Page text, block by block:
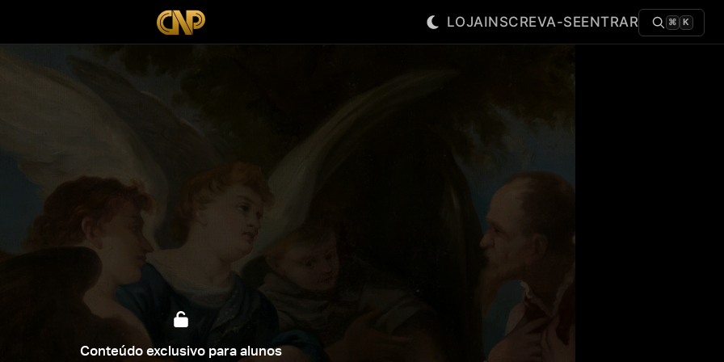
LOJAINSCREVA-SEENTRAR ⌘ K
Conteúdo exclusivo para alunos